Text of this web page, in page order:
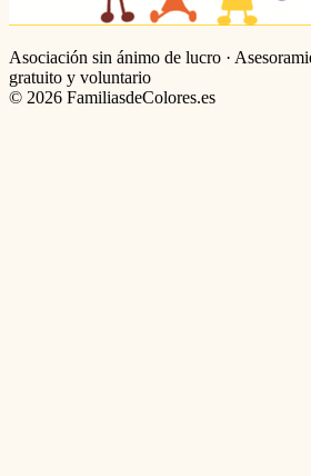
Asociación sin ánimo de lucro ·
gratuito y voluntario
© 2026 FamiliasdeColores.es